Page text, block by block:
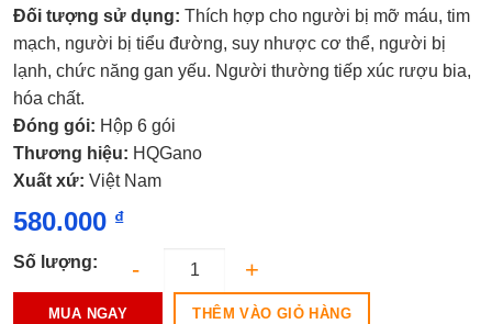
Đối tượng sử dụng: Thích hợp cho người bị mỡ máu, tim
mạch, người bị tiểu đường, suy nhược cơ thể, người bị
lạnh, chức năng gan yếu. Người thường tiếp xúc rượu bia,
hóa chất.
Đóng gói: Hộp 6 gói
Thương hiệu: HQGano
Xuất xứ: Việt Nam
580.000 ₫
Số lượng:
MUA NGAY THÊM VÀO GIỎ HÀNG